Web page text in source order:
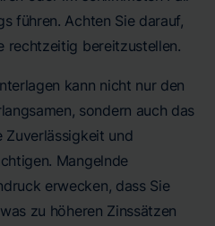
führen. Achten Sie darauf,
rechtzeitig bereitzustellen.
kann nicht nur den
sondern auch das
Zuverlässigkeit und
Mangelnde
erwecken, dass Sie
zu höheren Zinssätzen